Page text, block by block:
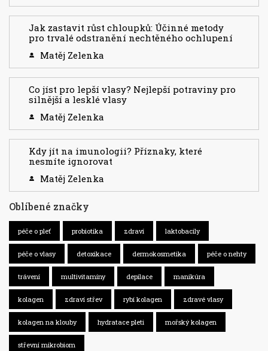
Jak zastavit růst chloupků: Účinné metody
pro trvalé odstranění nechtěného ochlupení
Matěj Zelenka
Co jíst pro lepší vlasy? Nejlepší potraviny pro
silnější a lesklé vlasy
Matěj Zelenka
Kdy jít na imunologii? Příznaky, které
nesmíte ignorovat
Matěj Zelenka
Oblíbené značky
péče o pleť probiotika zdraví laktobacily
péče o vlasy detoxikace dermokosmetika péče o nehty
trávení multivitamíny depilace manikúra
kolagen zdraví střev rybí kolagen zdravé vlasy
kolagen na klouby hydratace pleti mořský kolagen
střevní mikrobiom